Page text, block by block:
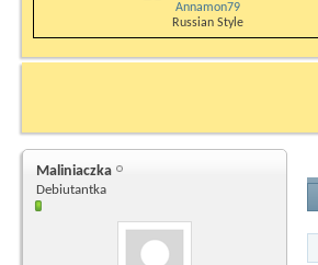
Annamon79
Russian Style
Maliniaczka
Debiutantka